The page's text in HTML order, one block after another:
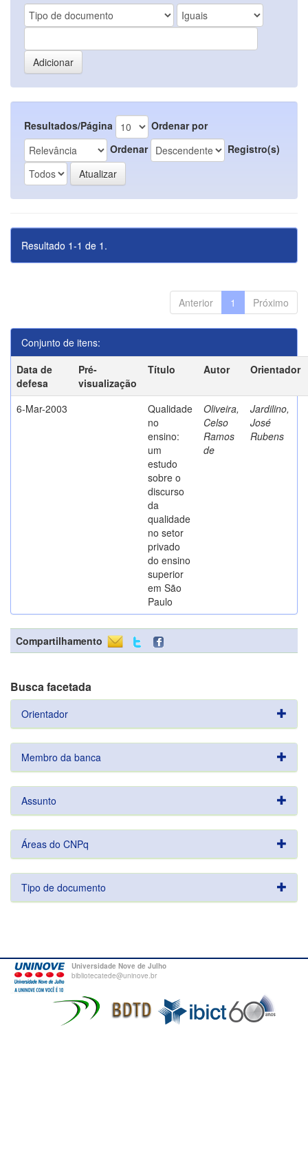
Resultados/Página
Ordenar por
Ordenar
Registro(s)
Resultado 1-1 de 1.
Anterior 1 Próximo
Conjunto de itens:
Data de
defesa
Pré-
visualização
Título Autor Orientador
6-Mar-2003
Qualidade
no
ensino:
um
estudo
sobre o
discurso
da
qualidade
no setor
privado
do ensino
superior
em São
Paulo
Oliveira,
Celso
Ramos
de
Jardilino,
José
Rubens
Compartilhamento
Busca facetada
Orientador
Membro da banca
Assunto
Áreas do CNPq
Tipo de documento
Universidade Nove de Julho
bibliotecatede@uninove.br